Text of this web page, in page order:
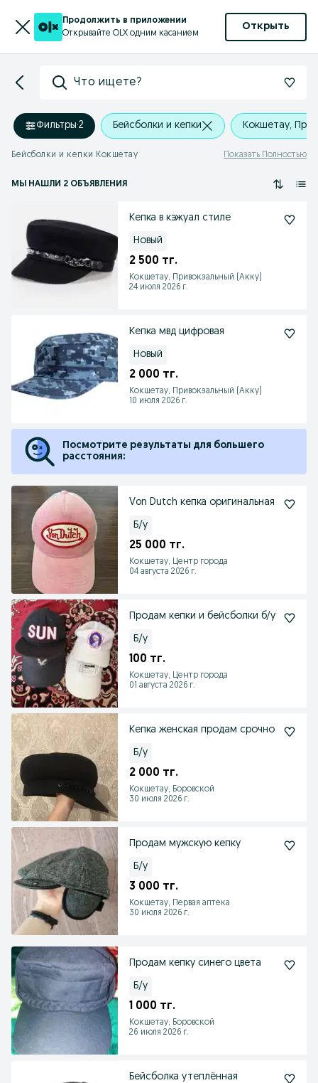
Продолжить в приложении
Открывайте OLX одним касанием
Открыть
Что ищете?
Фильтры·2 Бейсболки и кепки Кокшетау,
Бейсболки и кепки Кокшетау Показать Полностью
МЫ НАШЛИ 2 ОБЪЯВЛЕНИЯ
Кепка в кэжуал стиле
Новый
2 500 тг.
Кокшетау, Привокзальный (Акку)
24 июля 2026 г.
Кепка мвд цифровая
Новый
2 000 тг.
Кокшетау, Привокзальный (Акку)
10 июля 2026 г.
Посмотрите результаты для большего
расстояния:
Von Dutch кепка оригинальная
Б/у
25 000 тг.
Кокшетау, Центр города
04 августа 2026 г.
Продам кепки и бейсболки б/у
Б/у
100 тг.
Кокшетау, Центр города
01 августа 2026 г.
Кепка женская продам срочно
Б/у
2 000 тг.
Кокшетау, Боровской
30 июля 2026 г.
Продам мужскую кепку
Б/у
3 000 тг.
Кокшетау, Первая аптека
30 июля 2026 г.
Продам кепку синего цвета
Б/у
1 000 тг.
Кокшетау, Боровской
26 июля 2026 г.
Бейсболка утеплённая